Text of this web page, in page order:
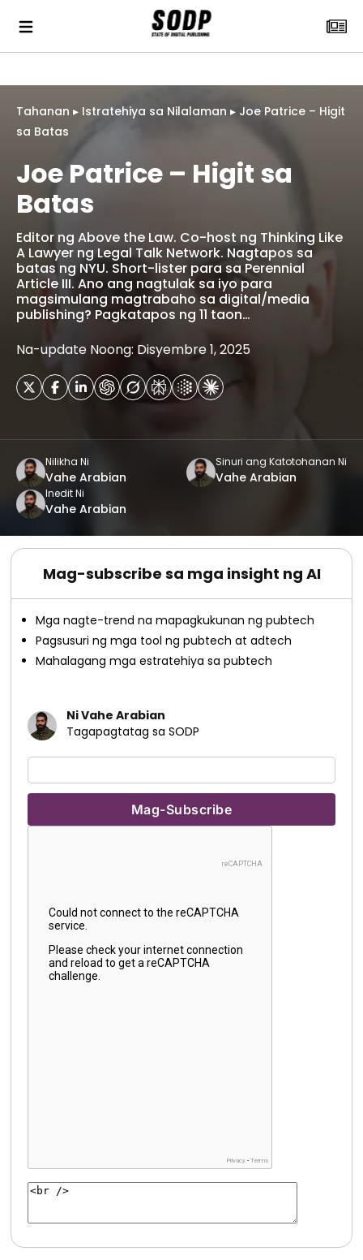
Tahanan ▸ Istratehiya sa Nilalaman ▸ Joe Patrice – Higit
sa Batas
Joe Patrice – Higit sa
Batas
Editor ng Above the Law. Co-host ng Thinking Like
A Lawyer ng Legal Talk Network. Nagtapos sa
batas ng NYU. Short-lister para sa Perennial
Article III. Ano ang nagtulak sa iyo para
magsimulang magtrabaho sa digital/media
publishing? Pagkatapos ng 11 taon…
Na-update Noong: Disyembre 1, 2025
Nilikha Ni
Vahe Arabian
Sinuri ang Katotohanan Ni
Vahe Arabian
Inedit Ni
Vahe Arabian
Mag-subscribe sa mga insight ng AI
Mga nagte-trend na mapagkukunan ng pubtech
Pagsusuri ng mga tool ng pubtech at adtech
Mahalagang mga estratehiya sa pubtech
Ni Vahe Arabian
Tagapagtatag sa SODP